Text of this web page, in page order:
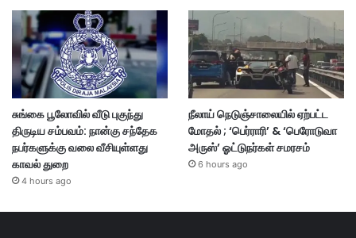
சுங்கை பூலோவில் வீடு புகுந்து
திருடிய சம்பவம்: நான்கு சந்தேக
நபர்களுக்கு வலை வீசியுள்ளது
காவல் துறை
4 hours ago
நீலாய் நெடுஞ்சாலையில் ஏற்பட்ட
மோதல் ; ‘பெர்ராரி’ & ‘பெரோடுவா
அருஸ்’ ஓட்டுநர்கள் சமரசம்
6 hours ago